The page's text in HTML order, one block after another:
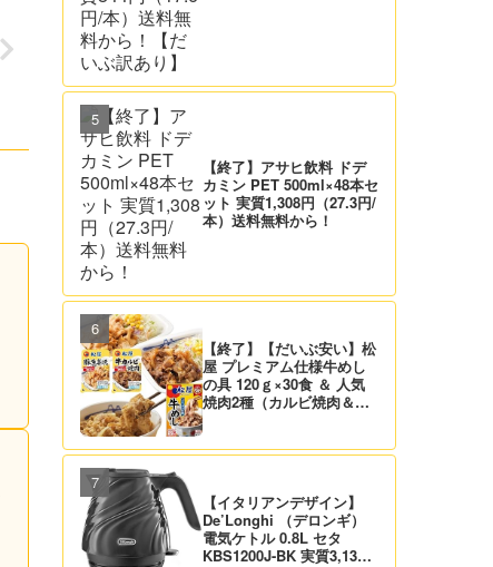
【終了】アサヒ飲料 ドデ
カミン PET 500ml×48本セ
ット 実質1,308円（27.3円/
本）送料無料から！
【終了】【だいぶ安い】松
屋 プレミアム仕様牛めし
の具 120ｇ×30食 ＆ 人気
焼肉2種（カルビ焼肉＆生
料！
【イタリアンデザイン】
De’Longhi （デロンギ）
電気ケトル 0.8L セタ
KBS1200J-BK 実質3,132